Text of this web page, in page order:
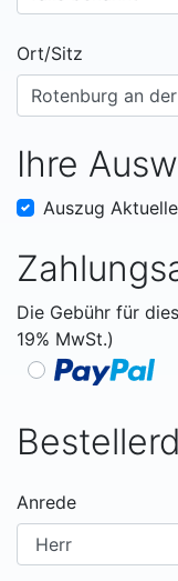
Ort/Sitz
Ihre
Auszug
Die Gebühr für
19% MwSt.)
Anrede